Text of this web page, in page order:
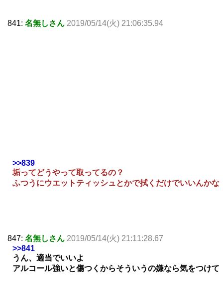
841: 名無しさん 2019/05/14(火) 21:06:35.94
>>839
垢ってどうやって取ってるの？
ふつうにウエットティッシュとかで拭くだけでいいんかな
847: 名無しさん 2019/05/14(火) 21:11:28.67
>>841
うん、適当でいいよ
アルコール強いと傷つくからそういうの嫌なら気をつけて